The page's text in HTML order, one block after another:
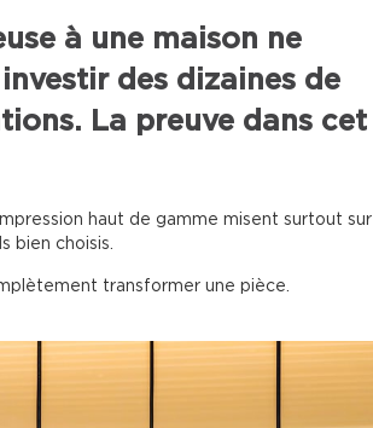
à une maison ne
des dizaines de
La preuve dans cet
haut de gamme misent surtout sur
bien choisis.
transformer une pièce.